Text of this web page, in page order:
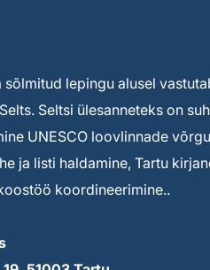
sõlmitud lepingu alusel
Seltsi ülesanneteks on
UNESCO loovlinnade
ja listi haldamine, Tartu
koordineerimine..